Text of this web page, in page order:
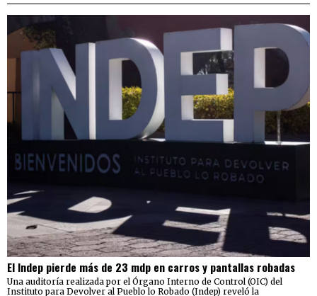
El Indep pierde más de 23 mdp en carros y pantallas robadas
Una auditoría realizada por el Órgano Interno de Control (OIC) del
Instituto para Devolver al Pueblo lo Robado (Indep) reveló la